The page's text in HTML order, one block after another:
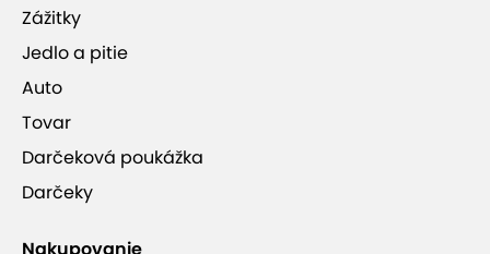
Zážitky
Jedlo a pitie
Auto
Tovar
Darčeková poukážka
Darčeky